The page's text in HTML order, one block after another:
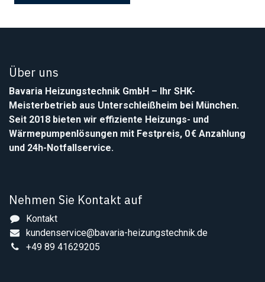
Über uns
Bavaria Heizungstechnik GmbH – Ihr SHK-
Meisterbetrieb aus Unterschleißheim bei München.
Seit 2018 bieten wir effiziente Heizungs- und
Wärmepumpenlösungen mit Festpreis, 0 € Anzahlung
und 24h-Notfallservice.
Nehmen Sie Kontakt auf
Kontakt
kundenservice@bavaria-heizungstechnik.de
+49 89 41629205